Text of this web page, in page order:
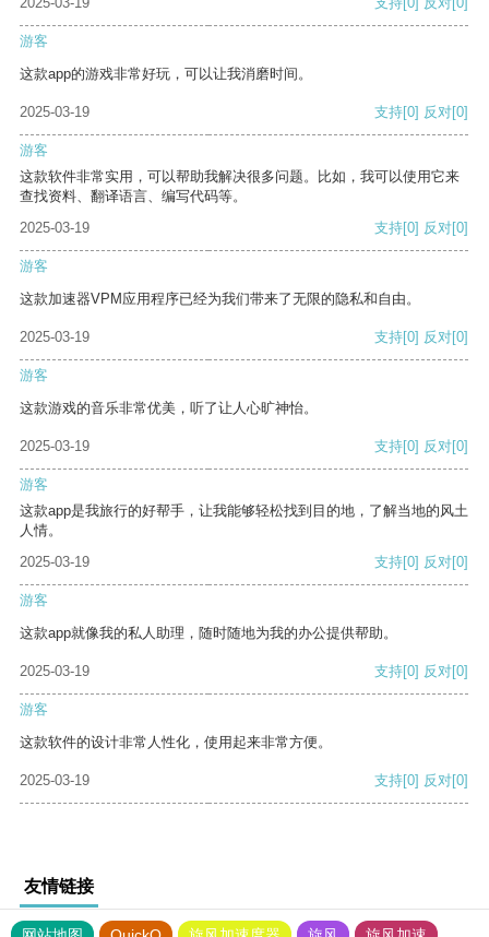
游客
这款app的游戏非常好玩，可以让我消磨时间。
2025-03-19 支持[0] 反对[0]
游客
这款软件非常实用，可以帮助我解决很多问题。比如，我可以使用它来
查找资料、翻译语言、编写代码等。
2025-03-19
支持[0] 反对[0]
游客
这款加速器VPM应用程序已经为我们带来了无限的隐私和自由。
2025-03-19 支持[0] 反对[0]
游客
这款游戏的音乐非常优美，听了让人心旷神怡。
2025-03-19 支持[0] 反对[0]
游客
这款app是我旅行的好帮手，让我能够轻松找到目的地，了解当地的风土
人情。
2025-03-19
支持[0] 反对[0]
游客
这款app就像我的私人助理，随时随地为我的办公提供帮助。
2025-03-19 支持[0] 反对[0]
游客
这款软件的设计非常人性化，使用起来非常方便。
2025-03-19 支持[0] 反对[0]
友情链接